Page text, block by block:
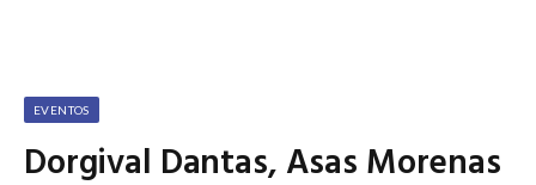
EVENTOS
Dorgival Dantas, Asas Morenas